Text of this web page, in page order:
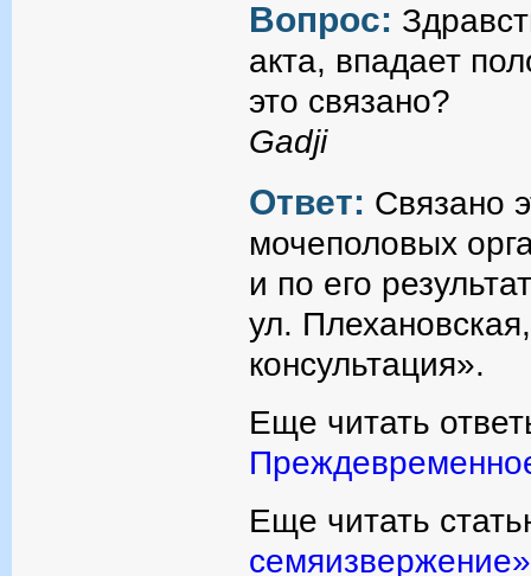
Вопрос:
акта, впадает
это связано?
Gadji
Ответ: Связано
мочеполовых
и по его
ул.
консультация».
Еще читать
Еще читать
семяизвержение»